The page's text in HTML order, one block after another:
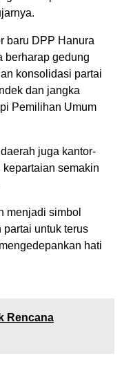
baru DPP Hanura
berharap gedung
konsolidasi partai
dan jangka
Pemilihan Umum
juga kantor-
kepartaian semakin
menjadi simbol
untuk terus
hati
Rencana